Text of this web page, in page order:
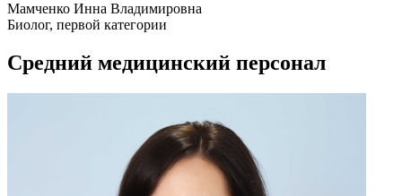
Мамченко Инна Владимировна
Биолог, первой категории
Средний медицинский персонал